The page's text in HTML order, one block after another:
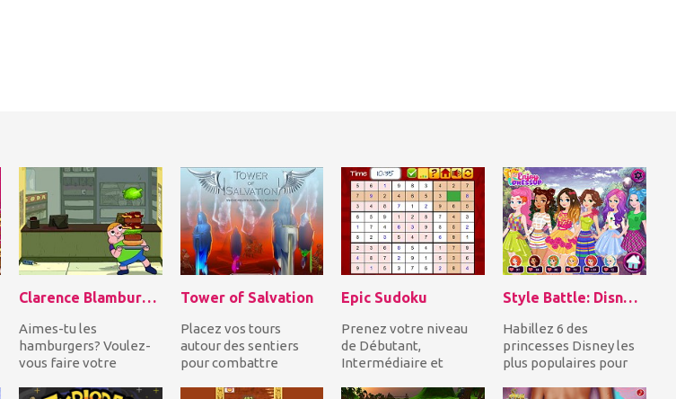
Clarence Blamburger
Aimes-tu les
hamburgers? Voulez-
vous faire votre
Tower of Salvation
Placez vos tours
autour des sentiers
pour combattre
Epic Sudoku
Prenez votre niveau
de Débutant,
Intermédiaire et
Style Battle: Disney Princesses
Habillez 6 des
princesses Disney les
plus populaires pour